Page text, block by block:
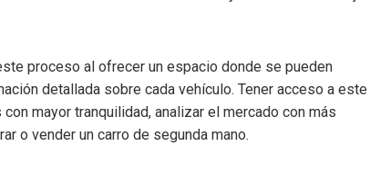
proceso al ofrecer un espacio donde se pueden
detallada sobre cada vehículo. Tener acceso a este
mayor tranquilidad, analizar el mercado con más
o vender un carro de segunda mano.